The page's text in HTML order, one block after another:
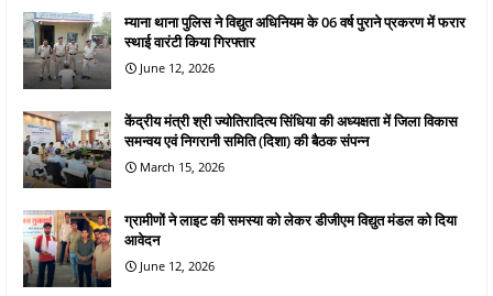
म्याना थाना पुलिस ने विद्युत अधिनियम के 06 वर्ष पुराने प्रकरण में फरार
स्थाई वारंटी किया गिरफ्तार
June 12, 2026
केंद्रीय मंत्री श्री ज्योतिरादित्य सिंधिया की अध्यक्षता में जिला विकास
समन्वय एवं निगरानी समिति (दिशा) की बैठक संपन्न
March 15, 2026
ग्रामीणों ने लाइट की समस्या को लेकर डीजीएम विद्युत मंडल को दिया
आवेदन
June 12, 2026